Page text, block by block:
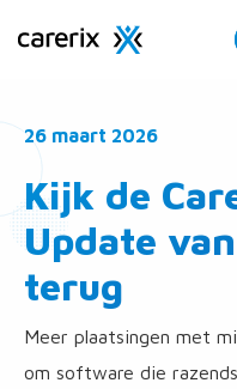
26 maart 2026
Kijk de
Update
terug
Meer plaatsingen met
om software die